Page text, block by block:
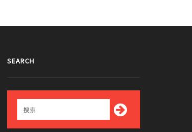
SEARCH